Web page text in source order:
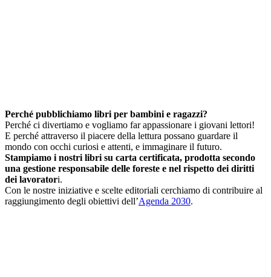
Perché pubblichiamo libri per bambini e ragazzi?
Perché ci divertiamo e vogliamo far appassionare i giovani lettori!
E perché attraverso il piacere della lettura possano guardare il
mondo con occhi curiosi e attenti, e immaginare il futuro.
Stampiamo i nostri libri su carta certificata, prodotta secondo
una gestione responsabile delle foreste e nel rispetto dei diritti
dei lavoratori.
Con le nostre iniziative e scelte editoriali cerchiamo di contribuire al
raggiungimento degli obiettivi dell’Agenda 2030.